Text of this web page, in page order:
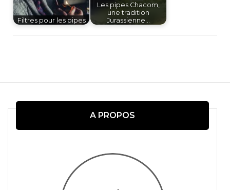
Filtres pour les pipes
Les pipes Chacom,
une tradition
Jurassienne…
A PROPOS